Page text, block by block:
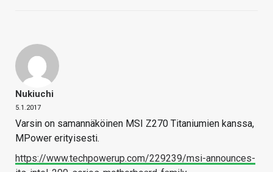
Nukiuchi
5.1.2017
Varsin on samannäköinen MSI Z270 Titaniumien kanssa,
MPower erityisesti.
https://www.techpowerup.com/229239/msi-announces-